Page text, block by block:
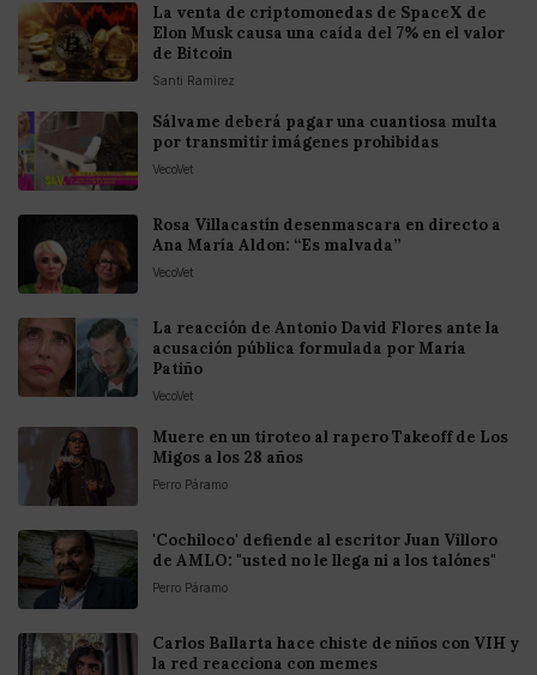
La venta de criptomonedas de SpaceX de
Elon Musk causa una caída del 7% en el valor
de Bitcoin
Santi Ramirez
Sálvame deberá pagar una cuantiosa multa
por transmitir imágenes prohibidas
VecoVet
Rosa Villacastín desenmascara en directo a
Ana María Aldon: “Es malvada”
VecoVet
La reacción de Antonio David Flores ante la
acusación pública formulada por María
Patiño
VecoVet
Muere en un tiroteo al rapero Takeoff de Los
Migos a los 28 años
Perro Páramo
'Cochiloco' defiende al escritor Juan Villoro
de AMLO: "usted no le llega ni a los talónes"
Perro Páramo
Carlos Ballarta hace chiste de niños con VIH y
la red reacciona con memes